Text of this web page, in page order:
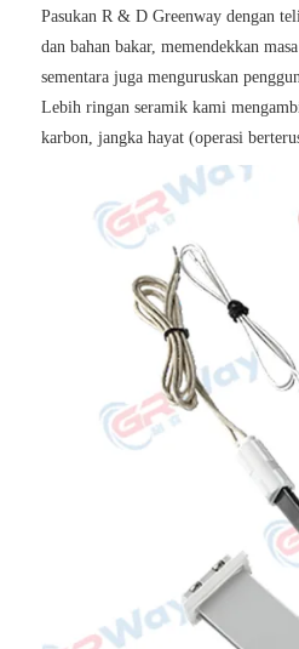
Pasukan R & D Greenway dengan
dan bahan bakar, memendekkan
sementara juga menguruskan
Lebih ringan seramik kami
karbon, jangka hayat (operasi